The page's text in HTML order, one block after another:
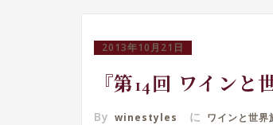
2013年10月21日
『第14回 ワイン
By winestyles に ワインと世界